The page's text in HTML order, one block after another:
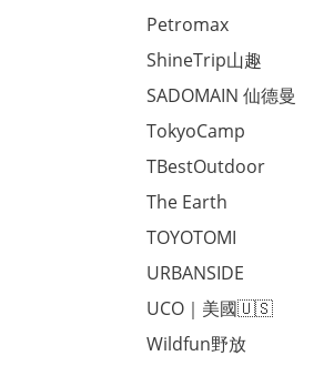
Petromax
ShineTrip山趣
SADOMAIN 仙德曼
TokyoCamp
TBestOutdoor
The Earth
TOYOTOMI
URBANSIDE
UCO｜美國🇺🇸
Wildfun野放